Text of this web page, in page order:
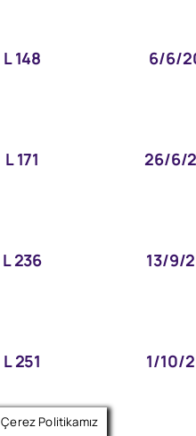
L 148 6/6/
L 171 26/6/
L 236 13/9/
L 251 1/10/
Çerez Politikamız